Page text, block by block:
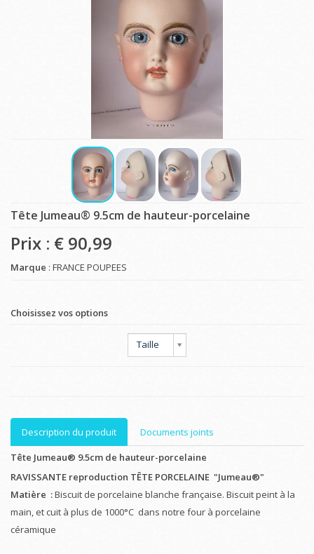
Tête Jumeau® 9.5cm de hauteur-porcelaine
Prix : € 90,99
Marque : FRANCE POUPEES
Choisissez vos options
Taille
Description du produit
Documents joints
Tête Jumeau® 9.5cm de hauteur-porcelaine
RAVISSANTE reproduction TÊTE PORCELAINE "Jumeau®"
Matière :Biscuit de porcelaine blanche française. Biscuit peint à la
main, et cuit à plus de 1000°C dans notre four à porcelaine
céramique